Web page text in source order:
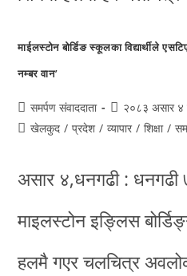
माईलस्टोन बोर्डिङ स्कूलका विद्यार्थीले
नम्बर वान’
समर्पण संवाददाता
२०८३ असार ४
खेलकुद / प्रदेश / व्यापार / शिक्षा /
असार ४,धनगढी : धनगढी
माइलस्टोन इङ्लिस
हलमै गएर चलचित्र